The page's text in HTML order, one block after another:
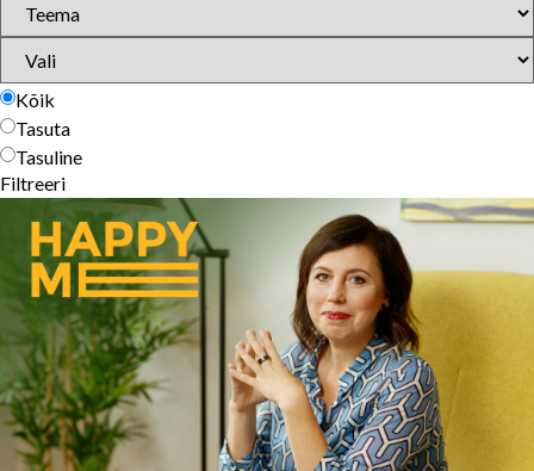
Kõik
Tasuta
Tasuline
Filtreeri